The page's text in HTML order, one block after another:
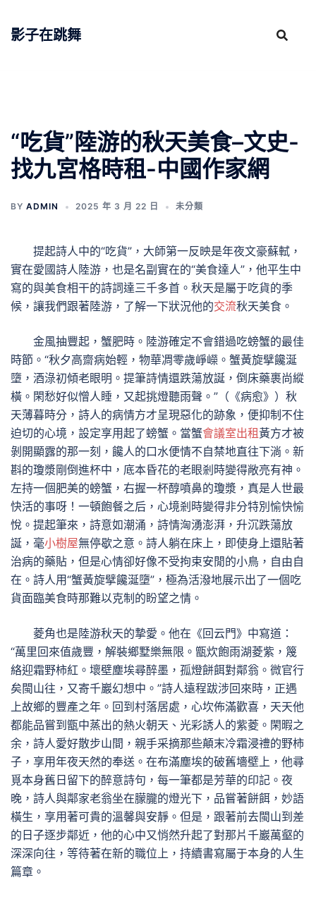
影子在跳舞
“吃貨”陸游的秋天美食–文史-
找九宮格時租-中國作家網
BY ADMIN 2025 年 3 月 22 日 未分類
提起詩人中的“吃貨”，大師第一反映是年夜文豪蘇軾，
實在愛國詩人陸游，也是名副實在的“美食達人”，他平生中
寫的與美食相干的詩詞達三千多首。秋天是屬于吃貨的季
候，讓我們跟著陸游，了解一下狀況他的交流秋天美食。
金風抽豐起，蟹肥時。陸游確定不會錯過吃螃蟹的最佳
時節。“秋夕高齋病始輕，物華凋零歲崢嶸。蟹黃旋擘饞涎
墮，酒淥初傾老眼明。提筆詩情還跌蕩放誕，倒床藥裹尚縱
橫。閑愁好似憎人睡，又起挑燈聽雨聲。”（《病愈》）秋
天薄暮時分，詩人的病情方才呈現惡化的跡象，便抑制不住
迫切的心境，設定享用起了螃蟹。當蟹會議室出租 黃方才被
剝開顯露的那一刻，饞人的口水便情不自禁地直往下淌。新
斟的瓊漿剛倒進杯中，底本昏花的老眼剎時變得敞亮有神。
左持一個肥美的螃蟹，右握一杯醇噴鼻的瓊漿，真是人世最
快活的事呀！一頓飽餐之后，心境剎時變得非分特別愉快愉
悅。提起筆來，詩意如潮涌，詩情洶湧澎湃，升沉跌蕩放
誕，毫小樹屋無停歇之意。詩人躺在床上，即使身上還貼著
治病的藥貼，但是心情卻好像不受拘束安閒的小鳥，自由自
在。詩人用“蟹黃旋擘饞涎墮”，極為活潑地展示出了一個吃
貨面臨美食時那難以克制的盼望之情。
菱角也是陸游秋天的摯愛。他在《回云門》中寫道：
“萬里回來值歲豐，解裝鄉墅樂無限。甑炊飽雨湖菱紫，篾
絡迎霜野柿紅。壞壁塵埃尋醉墨，孤燈餅餌對鄰翁。微官行
矣閩山往，又寄千巖幻想中。”詩人遠程跋涉回來時，正遇
上故鄉的豐產之年。回到村落居處，心坎佈滿歡喜，天天他
都能品嘗到甑中蒸出的熱火朝天、光彩誘人的紫菱。閑暇之
余，詩人愛好散步山間，親手采摘那些顛末冷霜浸禮的野柿
子，享用年夜天然的奉送。在布滿塵埃的破舊墻壁上，他尋
覓本身舊日留下的醉意詩句，每一筆都是芳華的印記。夜
晚，詩人與鄰家老翁坐在朦朧的燈光下，品嘗著餅餌，妙語
橫生，享用著可貴的溫馨與安靜。但是，跟著前去閩山到差
的日子逐步鄰近，他的心中又悄然升起了對那片千巖萬壑的
深深向往，等待著在新的職位上，持續書寫屬于本身的人生
篇章。